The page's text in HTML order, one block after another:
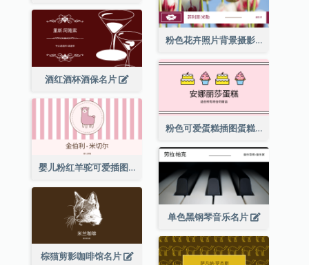
粉色花卉照片背景摄影师名片
酒红酒杯酒保名片
粉色可爱蛋糕插图蛋糕店名片
婴儿粉红羊驼可爱插图名片
单色黑钢琴音乐名片
棕猫剪影咖啡馆名片